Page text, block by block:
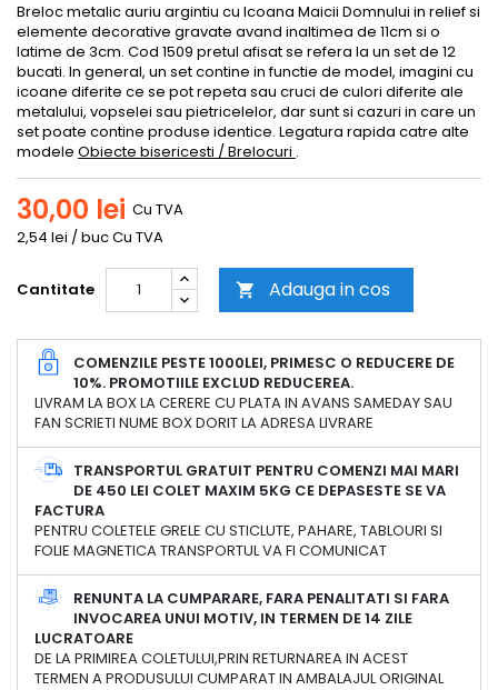
Breloc metalic auriu argintiu cu Icoana Maicii Domnului in relief si
elemente decorative gravate avand inaltimea de 11cm si o
latime de 3cm. Cod 1509 pretul afisat se refera la un set de 12
bucati. In general, un set contine in functie de model, imagini cu
icoane diferite ce se pot repeta sau cruci de culori diferite ale
metalului, vopselei sau pietricelelor, dar sunt si cazuri in care un
set poate contine produse identice. Legatura rapida catre alte
modele Obiecte bisericesti / Brelocuri .
30,00 lei Cu TVA
2,54 lei / buc Cu TVA
Cantitate  Adauga in cos
COMENZILE PESTE 1000LEI, PRIMESC O REDUCERE DE
10%. PROMOTIILE EXCLUD REDUCEREA.
LIVRAM LA BOX LA CERERE CU PLATA IN AVANS SAMEDAY SAU
FAN SCRIETI NUME BOX DORIT LA ADRESA LIVRARE
TRANSPORTUL GRATUIT PENTRU COMENZI MAI MARI
DE 450 LEI COLET MAXIM 5KG CE DEPASESTE SE VA
FACTURA
PENTRU COLETELE GRELE CU STICLUTE, PAHARE, TABLOURI SI
FOLIE MAGNETICA TRANSPORTUL VA FI COMUNICAT
RENUNTA LA CUMPARARE, FARA PENALITATI SI FARA
INVOCAREA UNUI MOTIV, IN TERMEN DE 14 ZILE
LUCRATOARE
DE LA PRIMIREA COLETULUI,PRIN RETURNAREA IN ACEST
TERMEN A PRODUSULUI CUMPARAT IN AMBALAJUL ORIGINAL